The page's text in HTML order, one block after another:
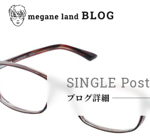
SINGLE Post
ブログ詳細